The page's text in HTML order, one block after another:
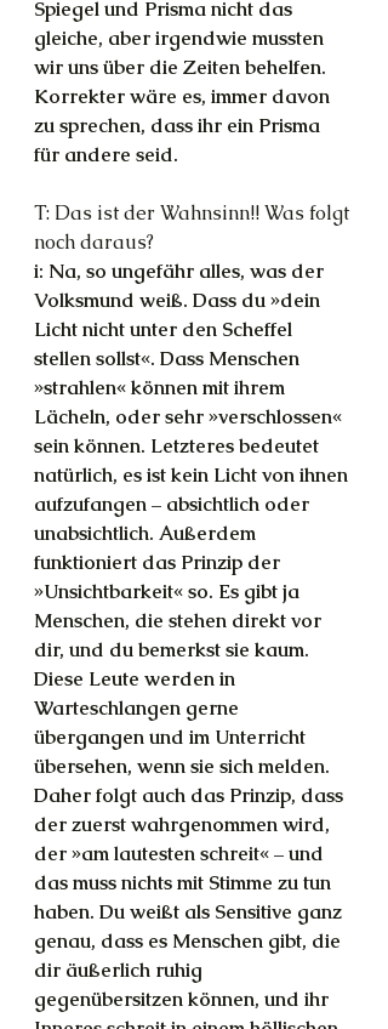
Spiegel und Prisma nicht das
gleiche, aber irgendwie mussten
wir uns über die Zeiten behelfen.
Korrekter wäre es, immer davon
zu sprechen, dass ihr ein Prisma
für andere seid.
T: Das ist der Wahnsinn!! Was folgt
noch daraus?
i: Na, so ungefähr alles, was der
Volksmund weiß. Dass du »dein
Licht nicht unter den Scheffel
stellen sollst«. Dass Menschen
»strahlen« können mit ihrem
Lächeln, oder sehr »verschlossen«
sein können. Letzteres bedeutet
natürlich, es ist kein Licht von ihnen
aufzufangen – absichtlich oder
unabsichtlich. Außerdem
funktioniert das Prinzip der
»Unsichtbarkeit« so. Es gibt ja
Menschen, die stehen direkt vor
dir, und du bemerkst sie kaum.
Diese Leute werden in
Warteschlangen gerne
übergangen und im Unterricht
übersehen, wenn sie sich melden.
Daher folgt auch das Prinzip, dass
der zuerst wahrgenommen wird,
der »am lautesten schreit« – und
das muss nichts mit Stimme zu tun
haben. Du weißt als Sensitive ganz
genau, dass es Menschen gibt, die
dir äußerlich ruhig
gegenübersitzen können, und ihr